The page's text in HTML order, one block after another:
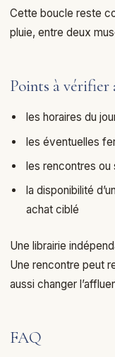
Cette boucle reste
pluie, entre deux
Points à vérifier
les horaires du
les éventuelles
les rencontres ou
la disponibilité
achat ciblé
Une librairie
Une rencontre peut
aussi changer
FAQ